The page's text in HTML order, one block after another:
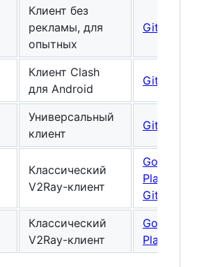
Клиент без
рекламы, для
опытных
GitHub
Клиент Clash
для Android
GitHub
Универсальный
клиент
GitHub
Классический
V2Ray-клиент
Google
Play
GitHub
Классический
V2Ray-клиент
Google
Play